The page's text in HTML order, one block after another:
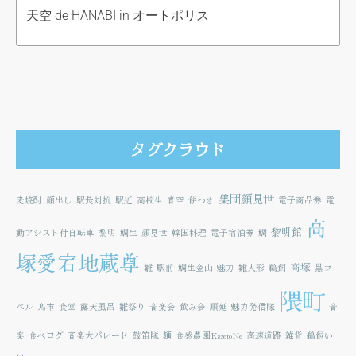
天空 de HANABI in オートポリス
タグクラウド
麦焼酎 顔出し 駅長対抗 駅近 高校生 青空 餅つき 集団顔見世 電子商品券 電
動アシスト付自転車 黎明 鯛生 顔見世 韓国料理 電子宿泊券 鯛 黎明館 高
塚愛宕地蔵尊 雛 駅前 鯛生金山 魅力 雛人形 鵜飼 高塚 黒ラ
ベル 鳥市 食堂 露天風呂 雛祭り 音楽会 飲み会 順延 魅力発信隊 隈町 音
楽 食べログ 音楽大パレード 鼓笛隊 麺 食感農園KazetoNe 高速道路 雑貨 鵜飼い